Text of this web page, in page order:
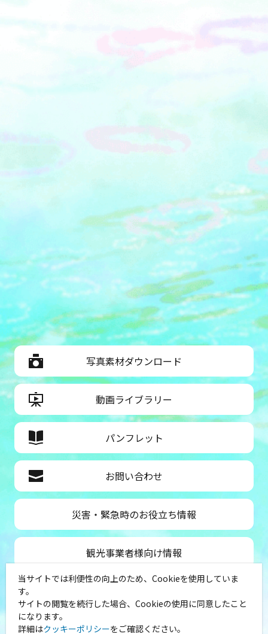
写真素材ダウンロード
動画ライブラリー
パンフレット
お問い合わせ
災害・緊急時のお役立ち情報
観光事業者様向け情報
公益社団法人神奈川県観光協会
〒231-8521
神奈川県横浜市中区山下町１
当サイトでは利便性の向上のため、Cookieを使用していま
す。
サイトの閲覧を続行した場合、Cookieの使用に同意したこと
になります。
詳細はクッキーポリシーをご確認ください。